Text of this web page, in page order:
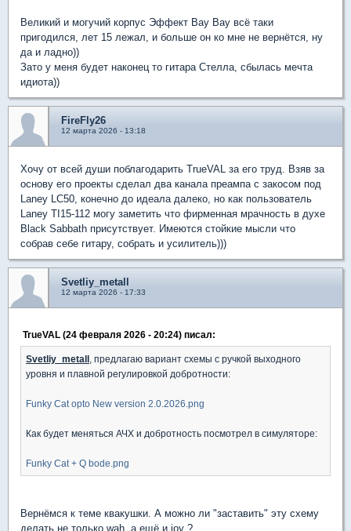
Великий и могучий корпус Эффект Вау Вау всё таки
пригодился, лет 15 лежал, и больше он ко мне не вернётся, ну
да и ладно))
Зато у меня будет наконец то гитара Стелла, сбылась мечта
идиота))
FireFly26
12 марта 2026 - 13:18
Хочу от всей души поблагодарить TrueVAL за его труд. Взяв за
основу его проекты сделал два канала преампа с закосом под
Laney LC50, конечно до идеала далеко, но как пользователь
Laney TI15-112 могу заметить что фирменная мрачность в духе
Black Sabbath присутствует. Имеются стойкие мысли что
собрав себе гитару, собрать и усилитель)))
Svetliy_metall
12 марта 2026 - 17:33
TrueVAL (24 февраля 2026 - 20:24) писал:
Svetliy_metall
, предлагаю вариант схемы с ручкой выходного
уровня и плавной регулировкой добротности:
Funky Cat opto New version 2.0.2026.png
Как будет меняться АЧХ и добротность посмотрел в симуляторе:
Funky Cat + Q bode.png
Вернёмся к теме квакушки. А можно ли "заставить" эту схему
делать не только wah, а ещё и joy ?